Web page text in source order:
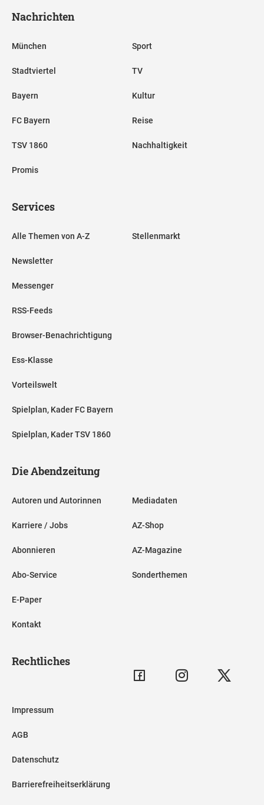
Nachrichten
München
Stadtviertel
Bayern
FC Bayern
TSV 1860
Promis
Sport
TV
Kultur
Reise
Nachhaltigkeit
Services
Alle Themen von A-Z
Newsletter
Messenger
RSS-Feeds
Browser-Benachrichtigung
Ess-Klasse
Vorteilswelt
Spielplan, Kader FC Bayern
Spielplan, Kader TSV 1860
Stellenmarkt
Die Abendzeitung
Autoren und Autorinnen
Karriere / Jobs
Abonnieren
Abo-Service
E-Paper
Kontakt
Mediadaten
AZ-Shop
AZ-Magazine
Sonderthemen
Rechtliches
Impressum
AGB
Datenschutz
Barrierefreiheitserklärung